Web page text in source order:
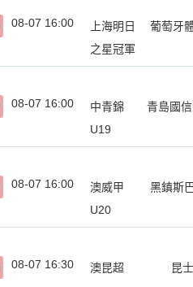
08-07 16:00
上海明日
之星冠軍
葡萄牙
08-07 16:00
中青錦
U19
08-07 16:00
澳威甲
U20
黑鎮斯
08-07 16:30 澳昆超 昆